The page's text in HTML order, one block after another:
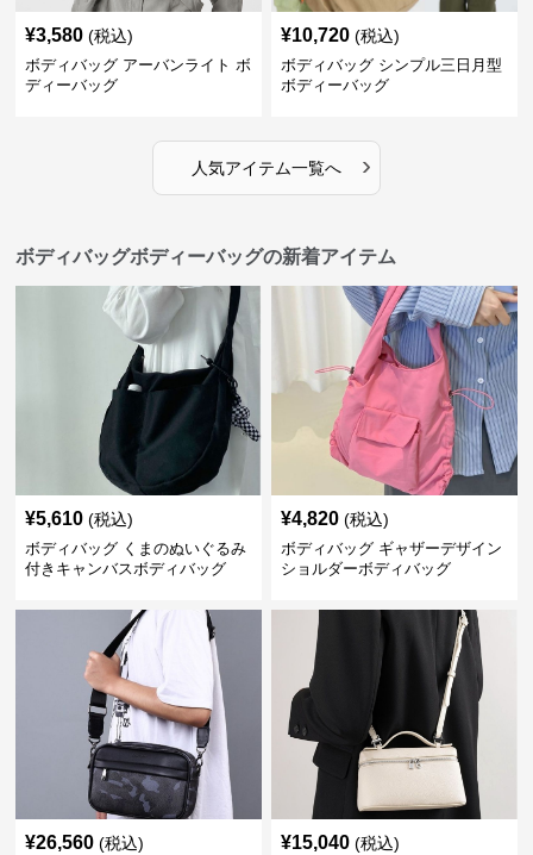
¥3,580 (税込)
ボディバッグ アーバンライト ボ
ディーバッグ
¥10,720 (税込)
ボディバッグ シンプル三日月型
ボディーバッグ
人気アイテム一覧へ ›
ボディバッグボディーバッグの新着アイテム
¥5,610 (税込)
ボディバッグ くまのぬいぐるみ
付きキャンバスボディバッグ
¥4,820 (税込)
ボディバッグ ギャザーデザイン
ショルダーボディバッグ
¥26,560 (税込) ¥15,040 (税込)